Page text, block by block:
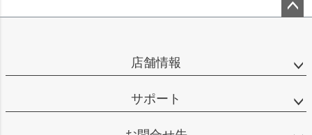
店舗情報
サポート